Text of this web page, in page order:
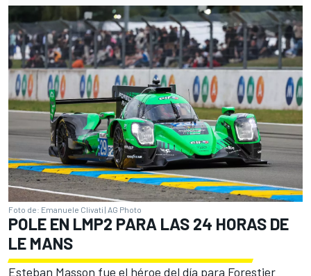
Foto de: Emanuele Clivati | AG Photo
POLE EN LMP2 PARA LAS 24 HORAS DE
LE MANS
Esteban Masson fue el héroe del día para Forestier